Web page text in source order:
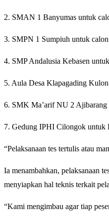
2. SMAN 1 Banyumas untuk
3. SMPN 1 Sumpiuh untuk
4. SMP Andalusia Kebasen
5. Aula Desa Klapagading
6. SMK Ma’arif NU 2 Ajibarang
7. Gedung IPHI Cilongok untuk
“Pelaksanaan tes tertulis atau
Ia menambahkan, pelaksanaan
menyiapkan hal teknis terkait
“Kami mengimbau agar tiap